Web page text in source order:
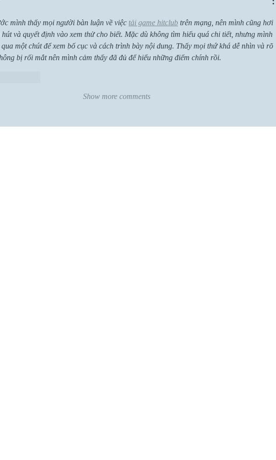
mình thấy mọi người bàn luận về việc tải game hitclub trên mạng, nên mình cũng hơi
và quyết định vào xem thử cho biết. Mặc dù không tìm hiểu quá chi tiết, nhưng mình
một chút để xem bố cục và cách trình bày nội dung. Thấy mọi thứ khá dễ nhìn và rõ
bị rối mắt nên mình cảm thấy đã đủ để hiểu những điểm chính rồi.
Show more comments